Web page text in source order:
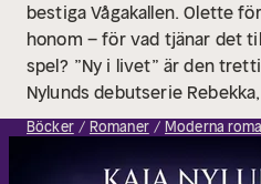
bestiga Vågakallen. Olette
honom – för vad tjänar det
spel? ”Ny i livet” är den
Nylunds debutserie
vackra Nordnorge under
har denna berättelse redan
Böcker Romaner Moderna